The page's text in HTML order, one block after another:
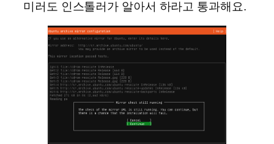
미러도 인스톨러가 알아서 하라고 통과해요.